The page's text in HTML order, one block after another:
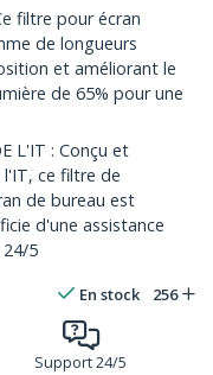
filtre pour écran
de longueurs
et améliorant le
de 65% pour une
L'IT : Conçu et
ce filtre de
de bureau est
d'une assistance
5
En stock 256
Support 24/5